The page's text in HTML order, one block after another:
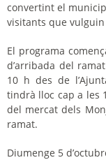
convertint el
visitants que
El programa
d’arribada del
10 h des de
tindrà lloc cap a les
del mercat dels
ramat.
Diumenge 5